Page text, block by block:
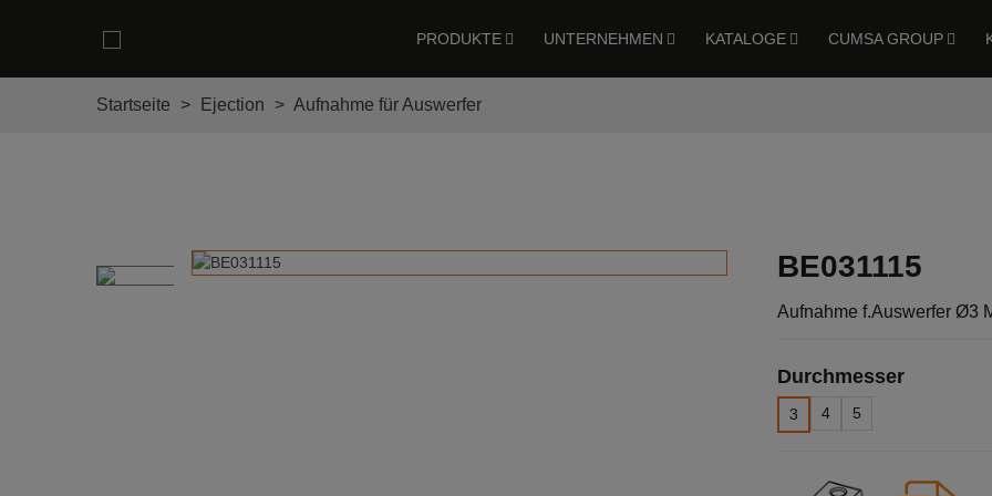
PRODUKTE UNTERNEHMEN KATALOGE CUMSA GROUP
Startseite > Ejection > Aufnahme für Auswerfer
BE031115
Aufnahme f.Auswerfer Ø3
Durchmesser
3 4 5